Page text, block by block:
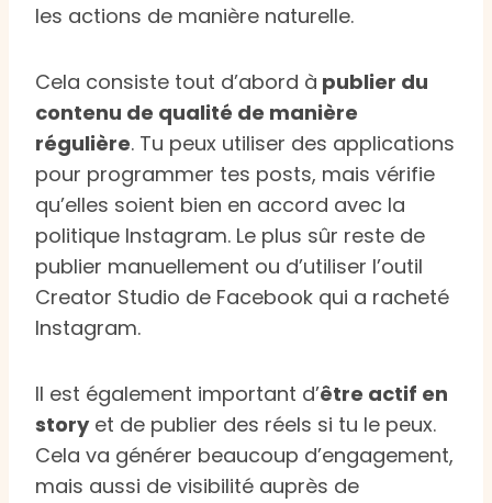
les actions de manière naturelle.
Cela consiste tout d’abord à publier du
contenu de qualité de manière
régulière. Tu peux utiliser des applications
pour programmer tes posts, mais vérifie
qu’elles soient bien en accord avec la
politique Instagram. Le plus sûr reste de
publier manuellement ou d’utiliser l’outil
Creator Studio de Facebook qui a racheté
Instagram.
Il est également important d’être actif en
storyet de publier des réels si tu le peux.
Cela va générer beaucoup d’engagement,
mais aussi de visibilité auprès de